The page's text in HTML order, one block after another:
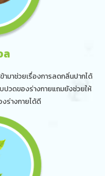
ล
มาช่วยเรื่องการลดกลิ่นปากได้
ปวดของร่างกายแถมยังช่วยให้
ร่างกายได้ดี